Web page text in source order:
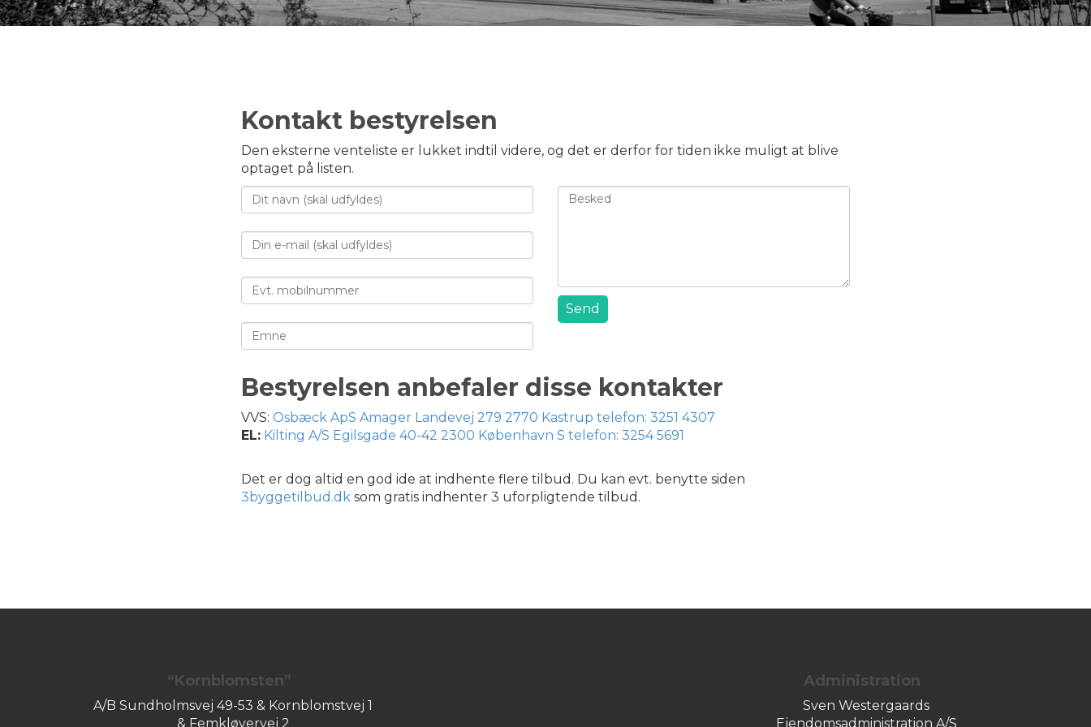
Kontakt bestyrelsen
Den eksterne venteliste er lukket indtil videre, og det er derfor for tiden ikke muligt at blive
optaget på listen.
Bestyrelsen anbefaler disse kontakter
VVS: Osbæck ApS Amager Landevej 279 2770 Kastrup telefon: 3251 4307
EL: Kilting A/S Egilsgade 40-42 2300 København S telefon: 3254 5691
Det er dog altid en god ide at indhente flere tilbud. Du kan evt. benytte siden
3byggetilbud.dk som gratis indhenter 3 uforpligtende tilbud.
“Kornblomsten”
A/B Sundholmsvej 49-53 & Kornblomstvej 1
& Femkløvervej 2
Administration
Sven Westergaards
Ejendomsadministration A/S